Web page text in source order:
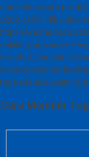
untuk Beragam
2282-1060 Klik untuk
https://wa.me/
sekitar perjalanan
tersebut, banyak
wisuda yang
toga wisuda, saat ini,
Cara Memilih